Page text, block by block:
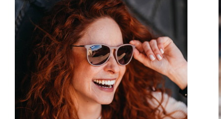
Sex:
Kategorie:
Sonnenbrillen
Marke:
Bottega Veneta
Verwendung:
Mode
Code:
BV1035S 001 55